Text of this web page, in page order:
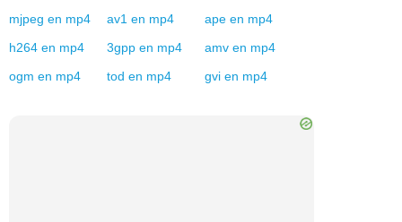
mjpeg en mp4 av1 en mp4 ape en mp4
h264 en mp4 3gpp en mp4 amv en mp4
ogm en mp4 tod en mp4 gvi en mp4